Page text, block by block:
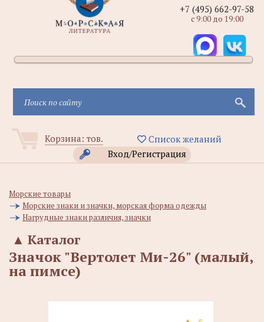
Корзина: тов.
Список желаний
Вход/Регистрация
+7 (495) 662-97-58
с 9:00 до 19:00
Морские товары
Морские знаки и значки, морская форма одежды
Нагрудные знаки различия, значки
Каталог
▲
Значок "Вертолет Ми-26" (малый,
на пимсе)